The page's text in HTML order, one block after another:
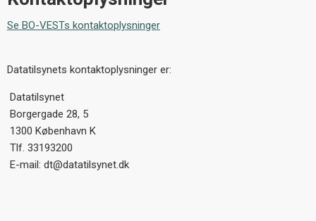
Se BO-VESTs kontaktoplysninger
Datatilsynets kontaktoplysninger er:
Datatilsynet
Borgergade 28, 5
1300 København K
Tlf. 33193200
E-mail: dt@datatilsynet.dk